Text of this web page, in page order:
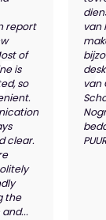
report
of
is
so
clear.
the
van
van